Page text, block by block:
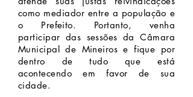
como mediador entre a população e
o Prefeito. Portanto, venha
participar das sessões da Câmara
Municipal de Mineiros e fique por
dentro de tudo que está
acontecendo em favor de sua
cidade.